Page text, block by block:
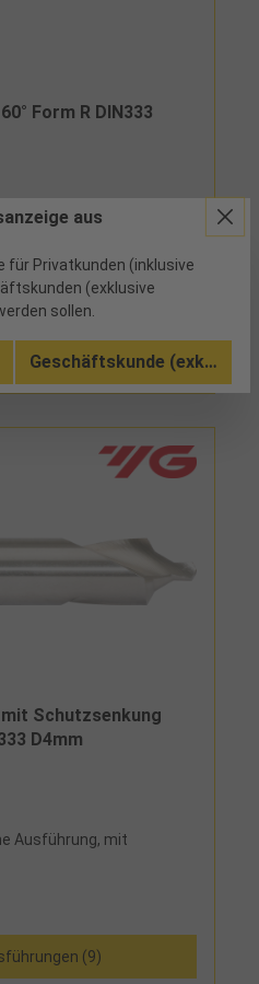
Form R DIN333
(9)
Schutzsenkung
D4mm
Ausführung, mit
(9)
aus
für Privatkunden (inklusive
(exklusive
sollen.
Geschäftskunde (exkl.